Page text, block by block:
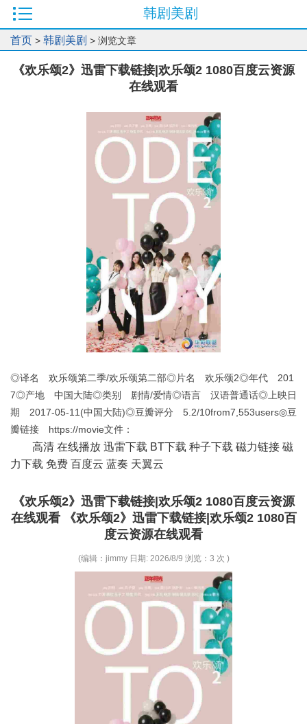
韩剧美剧
首页 > 韩剧美剧 > 浏览文章
《欢乐颂2》迅雷下载链接|欢乐颂2 1080百度云资源
在线观看
◎译名 欢乐颂第二季/欢乐颂第二部◎片名 欢乐颂2◎年代 201
7◎产地 中国大陆◎类别 剧情/爱情◎语言 汉语普通话◎上映日
期 2017-05-11(中国大陆)◎豆瓣评分 5.2/10from7,553users◎豆
瓣链接 https://movie文件：
高清 在线播放 迅雷下载 BT下载 种子下载 磁力链接 磁
力下载 免费 百度云 蓝奏 天翼云
《欢乐颂2》迅雷下载链接|欢乐颂2 1080百度云资源
在线观看 《欢乐颂2》迅雷下载链接|欢乐颂2 1080百
度云资源在线观看
(编辑：jimmy 日期: 2026/8/9 浏览：3 次 )